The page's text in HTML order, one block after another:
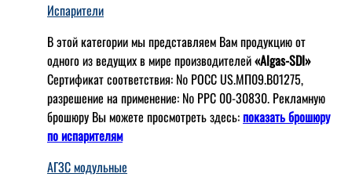
Испарители
В этой категории мы представляем Вам продукцию от
одного из ведущих в мире производителей«Algas-SDI»
Сертификат соответствия: № РОСС US.МП09.В01275,
разрешение на применение: № РРС 00-30830. Рекламную
брошюру Вы можете просмотреть здесь:показать брошюру
по испарителям
АГЗС модульные